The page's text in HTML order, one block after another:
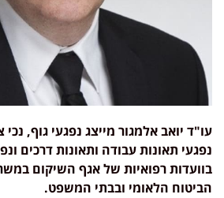
עו"ד יואב אלמגור מייצג נפגעי גוף, נכי
נפגעי תאונות עבודה ותאונות דרכים
בוועדות רפואיות של אגף השיקום
הביטוח הלאומי ובבתי המשפט.